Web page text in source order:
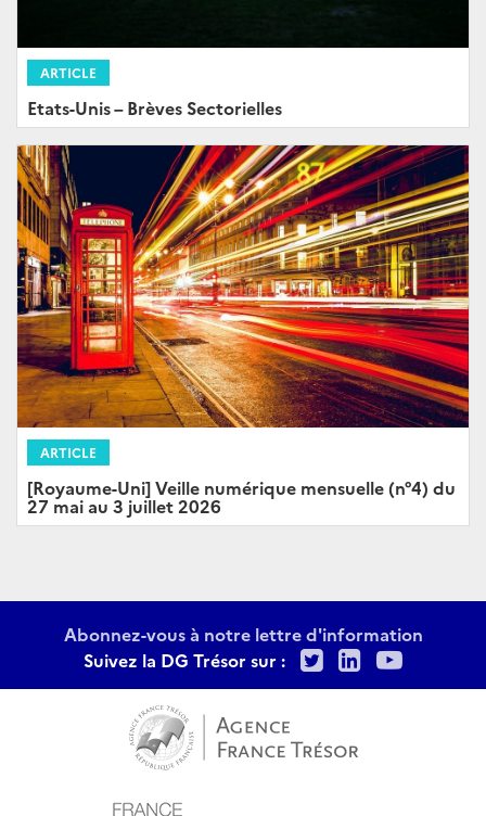
ARTICLE
Etats-Unis – Brèves Sectorielles
ARTICLE
[Royaume-Uni] Veille numérique mensuelle (n°4) du
27 mai au 3 juillet 2026
Abonnez-vous à notre lettre d'information
Suivez la DG Trésor sur :
TwitterLinkedIn